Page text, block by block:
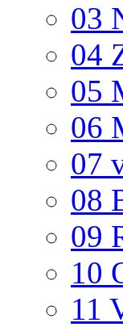
03
04
05
06
07
08
09
10
11